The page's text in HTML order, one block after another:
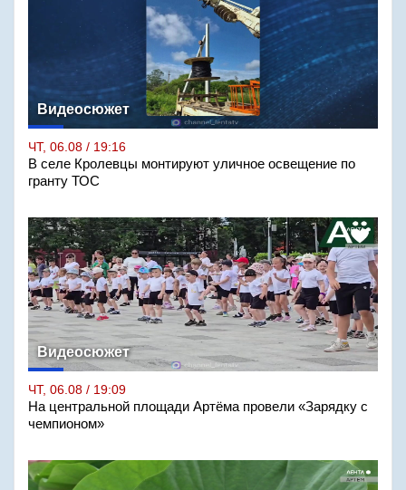
Видеосюжет
ЧТ, 06.08 / 19:16
В селе Кролевцы монтируют уличное освещение по
гранту ТОС
Видеосюжет
ЧТ, 06.08 / 19:09
На центральной площади Артёма провели «Зарядку с
чемпионом»